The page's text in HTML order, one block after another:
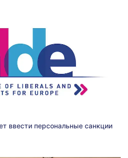
ввести персональные санкции